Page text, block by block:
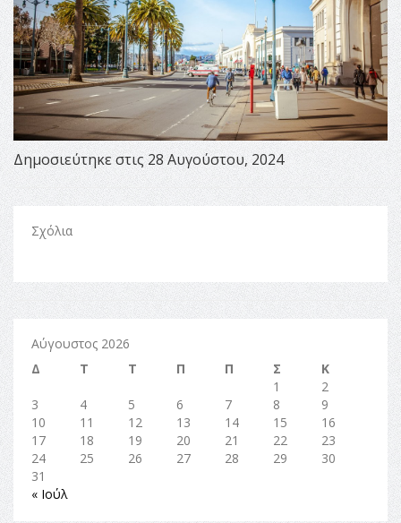
Δημοσιεύτηκε στις 28 Αυγούστου, 2024
Σχόλια
Αύγουστος 2026
Δ
Τ Τ Π Π Σ
Κ
1
2
3
4 5 6 7 8
9
10
11 12 13 14 15
16
17
18 19 20 21 22
23
24
25 26 27 28 29
30
31
« Ιούλ